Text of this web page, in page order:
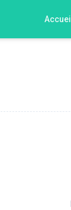
Accueil